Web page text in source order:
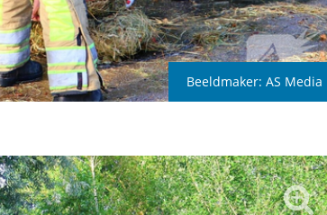
Beeldmaker: AS Media